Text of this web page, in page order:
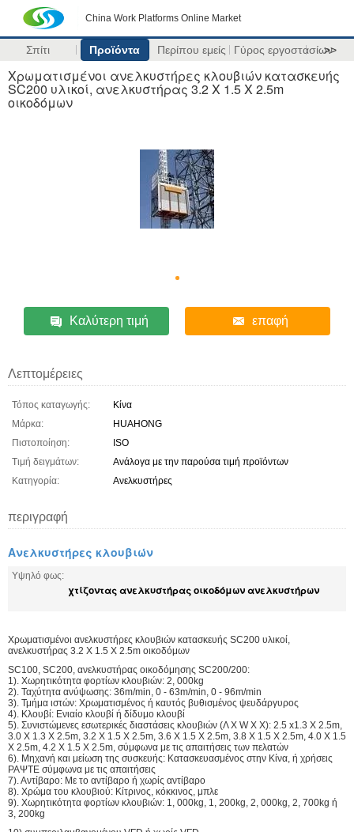
China Work Platforms Online Market
Σπίτι Προϊόντα Περίπου εμείς Γύρος εργοστασίων
>>
Χρωματισμένοι ανελκυστήρες κλουβιών κατασκευής
SC200 υλικοί, ανελκυστήρας 3.2 X 1.5 X 2.5m
οικοδόμων
Καλύτερη τιμή επαφή
Λεπτομέρειες
Τόπος καταγωγής:
Κίνα
Μάρκα:
HUAHONG
Πιστοποίηση:
ISO
Τιμή δειγμάτων:
Ανάλογα με την παρούσα τιμή προϊόντων
Κατηγορία:
Ανελκυστήρες
περιγραφή
Ανελκυστήρες κλουβιών
Υψηλό φως:
χτίζοντας ανελκυστήρας οικοδόμων ανελκυστήρων
Χρωματισμένοι ανελκυστήρες κλουβιών κατασκευής SC200 υλικοί,
ανελκυστήρας 3.2 X 1.5 X 2.5m οικοδόμων
SC100, SC200, ανελκυστήρας οικοδόμησης SC200/200:
1). Χωρητικότητα φορτίων κλουβιών: 2, 000kg
2). Ταχύτητα ανύψωσης: 36m/min, 0 - 63m/min, 0 - 96m/min
3). Τμήμα ιστών: Χρωματισμένος ή καυτός βυθισμένος ψευδάργυρος
4). Κλουβί: Ενιαίο κλουβί ή δίδυμο κλουβί
5). Συνιστώμενες εσωτερικές διαστάσεις κλουβιών (Λ Χ W Χ Χ): 2.5 x1.3 Χ 2.5m,
3.0 X 1.3 X 2.5m, 3.2 X 1.5 X 2.5m, 3.6 X 1.5 X 2.5m, 3.8 X 1.5 X 2.5m, 4.0 X 1.5
X 2.5m, 4.2 X 1.5 X 2.5m, σύμφωνα με τις απαιτήσεις των πελατών
6). Μηχανή και μείωση της συσκευής: Κατασκευασμένος στην Κίνα, ή χρήσεις
ΡΑΨΤΕ σύμφωνα με τις απαιτήσεις
7). Αντίβαρο: Με το αντίβαρο ή χωρίς αντίβαρο
8). Χρώμα του κλουβιού: Κίτρινος, κόκκινος, μπλε
9). Χωρητικότητα φορτίων κλουβιών: 1, 000kg, 1, 200kg, 2, 000kg, 2, 700kg ή
3, 200kg